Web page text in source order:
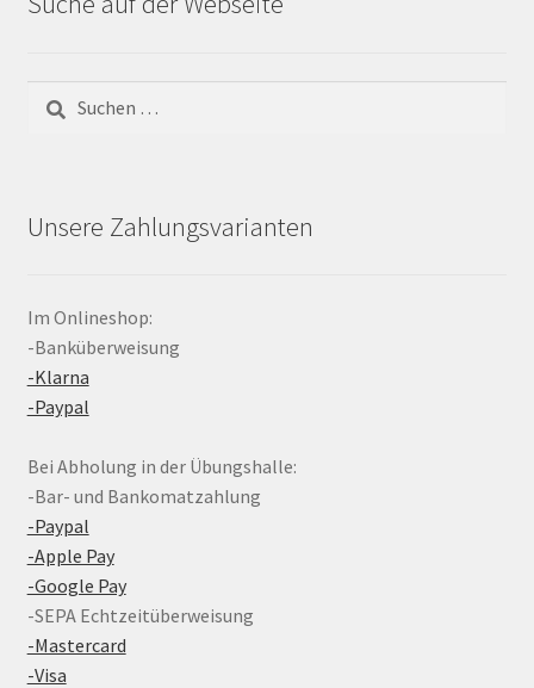
nach:
Unsere Zahlungsvarianten
Im Onlineshop:
-Banküberweisung
-Klarna
-Paypal
Bei Abholung in der Übungshalle:
-Bar- und Bankomatzahlung
-Paypal
-Apple Pay
-Google Pay
-SEPA Echtzeitüberweisung
-Mastercard
-Visa